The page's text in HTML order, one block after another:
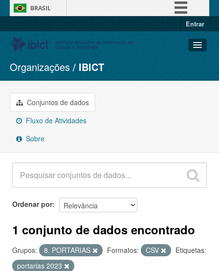
BRASIL
Entrar
Conjuntos de dados
Organizações
Grupos
Sobre
Organizações IBICT
Conjuntos de dados
Fluxo de Atividades
Sobre
Ordenar por
1 conjunto de dados encontrado
Grupos: 8. PORTARIAS Formatos: CSV
Etiquetas:
portarias 2023